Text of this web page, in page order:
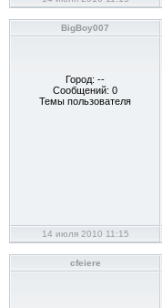
BigBoy007
Город: --
Сообщений: 0
Темы пользователя
14 июля 2010 11:15
cfeiere